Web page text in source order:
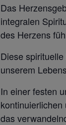
Das
integralen
des Herzens
Diese
unserem
In einer festen
das